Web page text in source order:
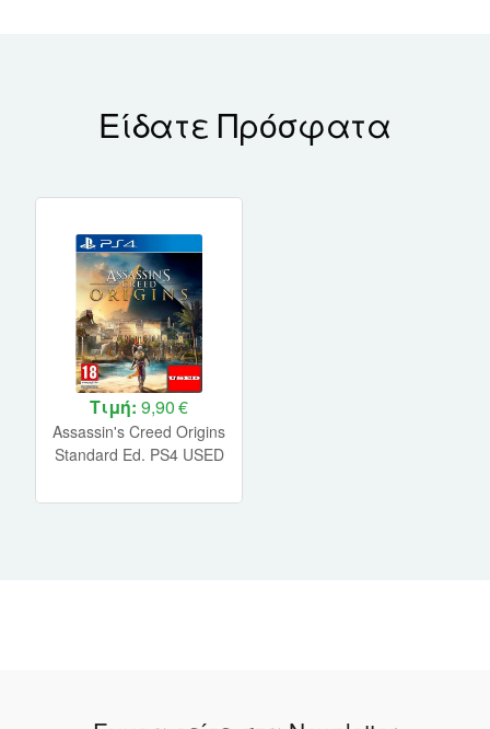
Είδατε Πρόσφατα
Τιμή: 9,90 €
Assassin's Creed Origins
Standard Ed. PS4 USED